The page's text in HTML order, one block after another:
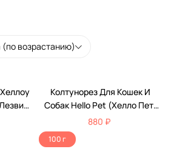
(по возрастанию)
Колтунорез Для Кошек И
Собак Hello Pet (Хелло Пет)
Боковой Мини 11 Лезвий
Загнут 2316211n (Б) Черная
880 ₽
100 г